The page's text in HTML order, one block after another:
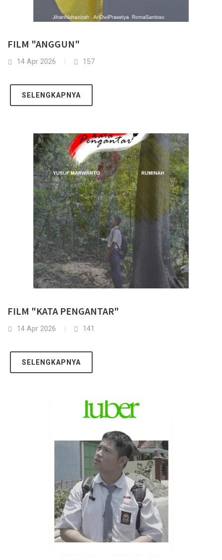
FILM "ANGGUN"
14 Apr 2026 157
SELENGKAPNYA
FILM "KATA PENGANTAR"
14 Apr 2026 141
SELENGKAPNYA